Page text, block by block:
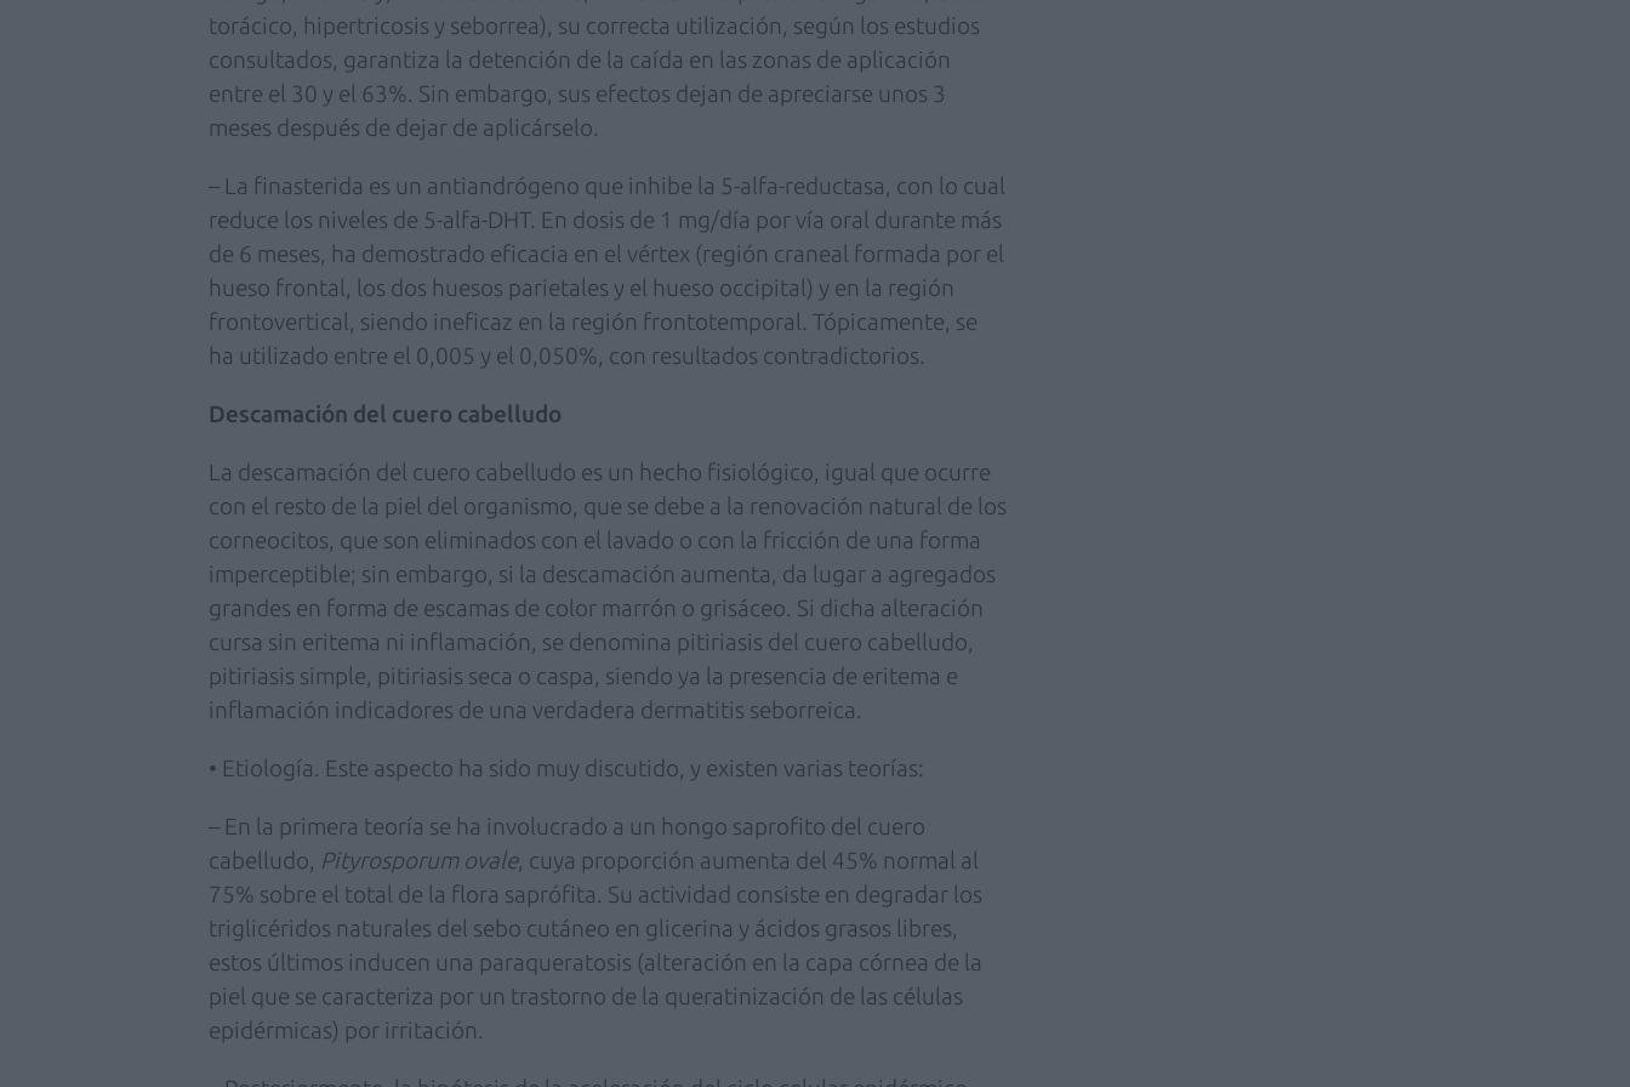
torácico, hipertricosis y seborrea), su correcta utilización, según los estudios
consultados, garantiza la detención de la caída en las zonas de aplicación
entre el 30 y el 63%. Sin embargo, sus efectos dejan de apreciarse unos 3
meses después de dejar de aplicárselo.
– La finasterida es un antiandrógeno que inhibe la 5-alfa-reductasa, con lo cual
reduce los niveles de 5-alfa-DHT. En dosis de 1 mg/día por vía oral durante más
de 6 meses, ha demostrado eficacia en el vértex (región craneal formada por el
hueso frontal, los dos huesos parietales y el hueso occipital) y en la región
frontovertical, siendo ineficaz en la región frontotemporal. Tópicamente, se
ha utilizado entre el 0,005 y el 0,050%, con resultados contradictorios.
Descamación del cuero cabelludo
La descamación del cuero cabelludo es un hecho fisiológico, igual que ocurre
con el resto de la piel del organismo, que se debe a la renovación natural de los
corneocitos, que son eliminados con el lavado o con la fricción de una forma
imperceptible; sin embargo, si la descamación aumenta, da lugar a agregados
grandes en forma de escamas de color marrón o grisáceo. Si dicha alteración
cursa sin eritema ni inflamación, se denomina pitiriasis del cuero cabelludo,
pitiriasis simple, pitiriasis seca o caspa, siendo ya la presencia de eritema e
inflamación indicadores de una verdadera dermatitis seborreica.
• Etiología. Este aspecto ha sido muy discutido, y existen varias teorías:
– En la primera teoría se ha involucrado a un hongo saprofito del cuero
cabelludo, Pityrosporum ovale, cuya proporción aumenta del 45% normal al
75% sobre el total de la flora saprófita. Su actividad consiste en degradar los
triglicéridos naturales del sebo cutáneo en glicerina y ácidos grasos libres,
estos últimos inducen una paraqueratosis (alteración en la capa córnea de la
piel que se caracteriza por un trastorno de la queratinización de las células
epidérmicas) por irritación.